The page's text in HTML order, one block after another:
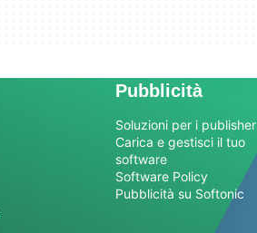
Pubblicità
Soluzioni per i publisher
Carica e gestisci il tuo
software
Software Policy
Pubblicità su Softonic